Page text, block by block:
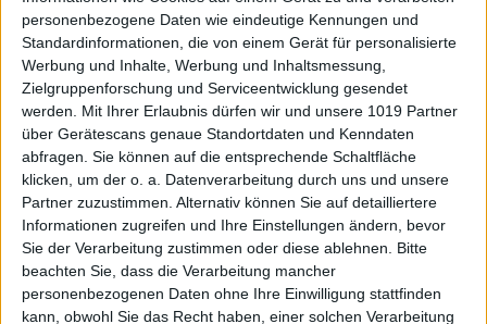
personenbezogene Daten wie eindeutige Kennungen und
Standardinformationen, die von einem Gerät für personalisierte
Werbung und Inhalte, Werbung und Inhaltsmessung,
Zielgruppenforschung und Serviceentwicklung gesendet
werden.
Mit Ihrer Erlaubnis dürfen wir und unsere 1019 Partner
über Gerätescans genaue Standortdaten und Kenndaten
abfragen. Sie können auf die entsprechende Schaltfläche
klicken, um der o. a. Datenverarbeitung durch uns und unsere
Partner zuzustimmen. Alternativ können Sie auf detailliertere
Informationen zugreifen und Ihre Einstellungen ändern, bevor
Sie der Verarbeitung zustimmen oder diese ablehnen.
Bitte
beachten Sie, dass die Verarbeitung mancher
personenbezogenen Daten ohne Ihre Einwilligung stattfinden
kann, obwohl Sie das Recht haben, einer solchen Verarbeitung